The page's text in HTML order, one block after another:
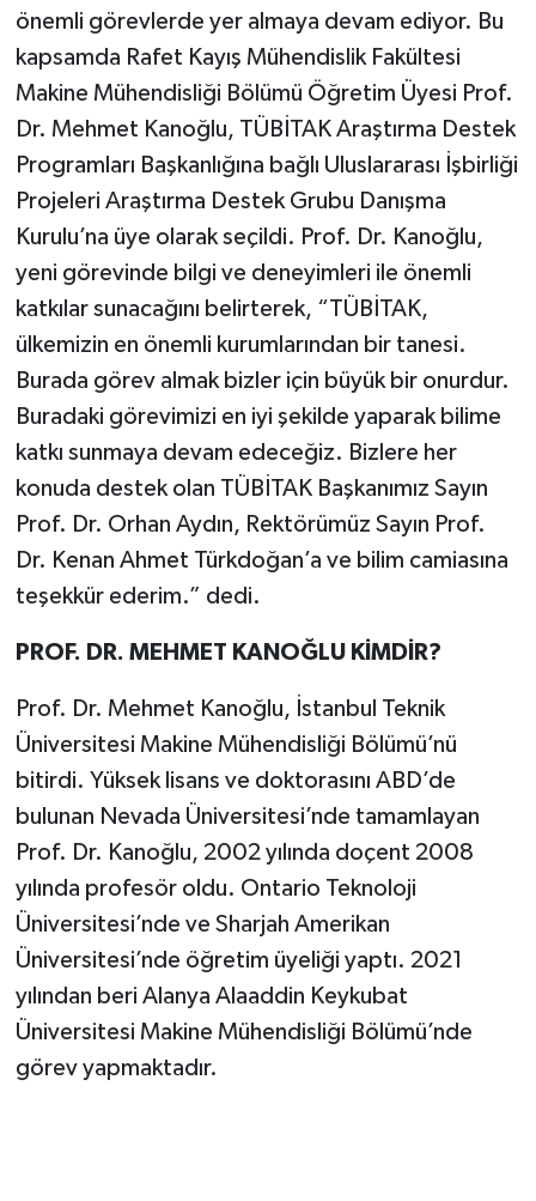
önemli görevlerde yer almaya devam ediyor. Bu
kapsamda Rafet Kayış Mühendislik Fakültesi
Makine Mühendisliği Bölümü Öğretim Üyesi Prof.
Dr. Mehmet Kanoğlu, TÜBİTAK Araştırma Destek
Programları Başkanlığına bağlı Uluslararası İşbirliği
Projeleri Araştırma Destek Grubu Danışma
Kurulu’na üye olarak seçildi. Prof. Dr. Kanoğlu,
yeni görevinde bilgi ve deneyimleri ile önemli
katkılar sunacağını belirterek, “TÜBİTAK,
ülkemizin en önemli kurumlarından bir tanesi.
Burada görev almak bizler için büyük bir onurdur.
Buradaki görevimizi en iyi şekilde yaparak bilime
katkı sunmaya devam edeceğiz. Bizlere her
konuda destek olan TÜBİTAK Başkanımız Sayın
Prof. Dr. Orhan Aydın, Rektörümüz Sayın Prof.
Dr. Kenan Ahmet Türkdoğan’a ve bilim camiasına
teşekkür ederim.” dedi.
PROF. DR. MEHMET KANOĞLU KİMDİR?
Prof. Dr. Mehmet Kanoğlu, İstanbul Teknik
Üniversitesi Makine Mühendisliği Bölümü’nü
bitirdi. Yüksek lisans ve doktorasını ABD’de
bulunan Nevada Üniversitesi’nde tamamlayan
Prof. Dr. Kanoğlu, 2002 yılında doçent 2008
yılında profesör oldu. Ontario Teknoloji
Üniversitesi’nde ve Sharjah Amerikan
Üniversitesi’nde öğretim üyeliği yaptı. 2021
yılından beri Alanya Alaaddin Keykubat
Üniversitesi Makine Mühendisliği Bölümü’nde
görev yapmaktadır.